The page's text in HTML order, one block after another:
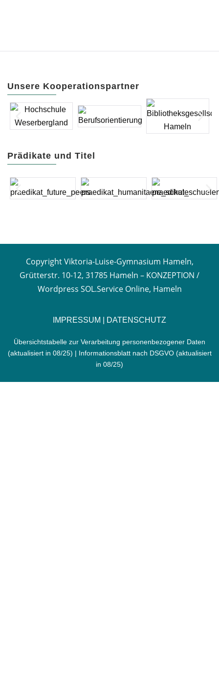
Unsere Kooperationspartner
Prädikate und Titel
Copyright Viktoria-Luise-Gymnasium Hameln,
Grütterstr. 10-12, 31785 Hameln – KONZEPTION /
Wordpress SOL.Service Online, Hameln
IMPRESSUM DATENSCHUTZ
Übersichtstabelle zur Verarbeitung personenbezogener Daten
(aktualisiert in 08/25) | Informationsblatt nach DSGVO(aktualisiert
in 08/25)